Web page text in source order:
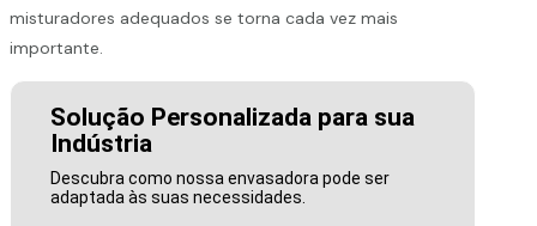
misturadores adequados se torna cada vez mais
importante.
Solução Personalizada para sua
Indústria
Descubra como nossa envasadora pode ser
adaptada às suas necessidades.